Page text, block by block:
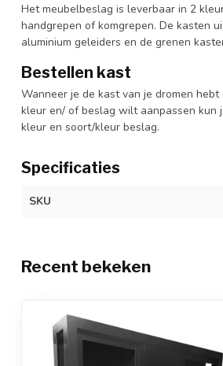
Het meubelbeslag is leverbaar in 2
handgrepen of komgrepen. De kasten
aluminium geleiders en de grenen
Bestellen kast
Wanneer je de kast van je dromen
kleur en/ of beslag wilt aanpassen kun
kleur en soort/kleur beslag.
Specificaties
SKU
Recent bekeken